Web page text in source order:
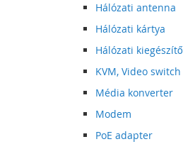
Hálózati antenna
Hálózati kártya
Hálózati kiegészítő
KVM, Video switch
Média konverter
Modem
PoE adapter